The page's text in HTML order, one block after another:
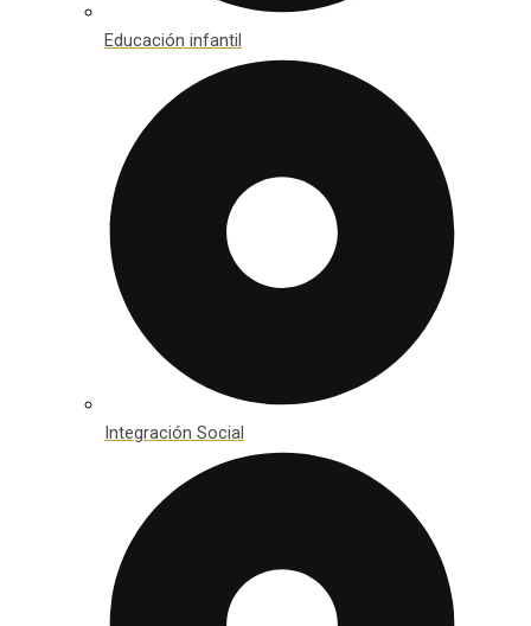
Educación infantil
Integración Social